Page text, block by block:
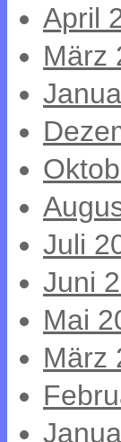
April
März
Juli
Juni
Mai
März